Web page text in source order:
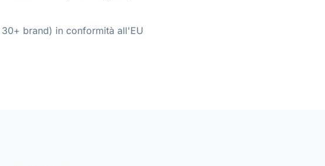
brand) in conformità all'EU